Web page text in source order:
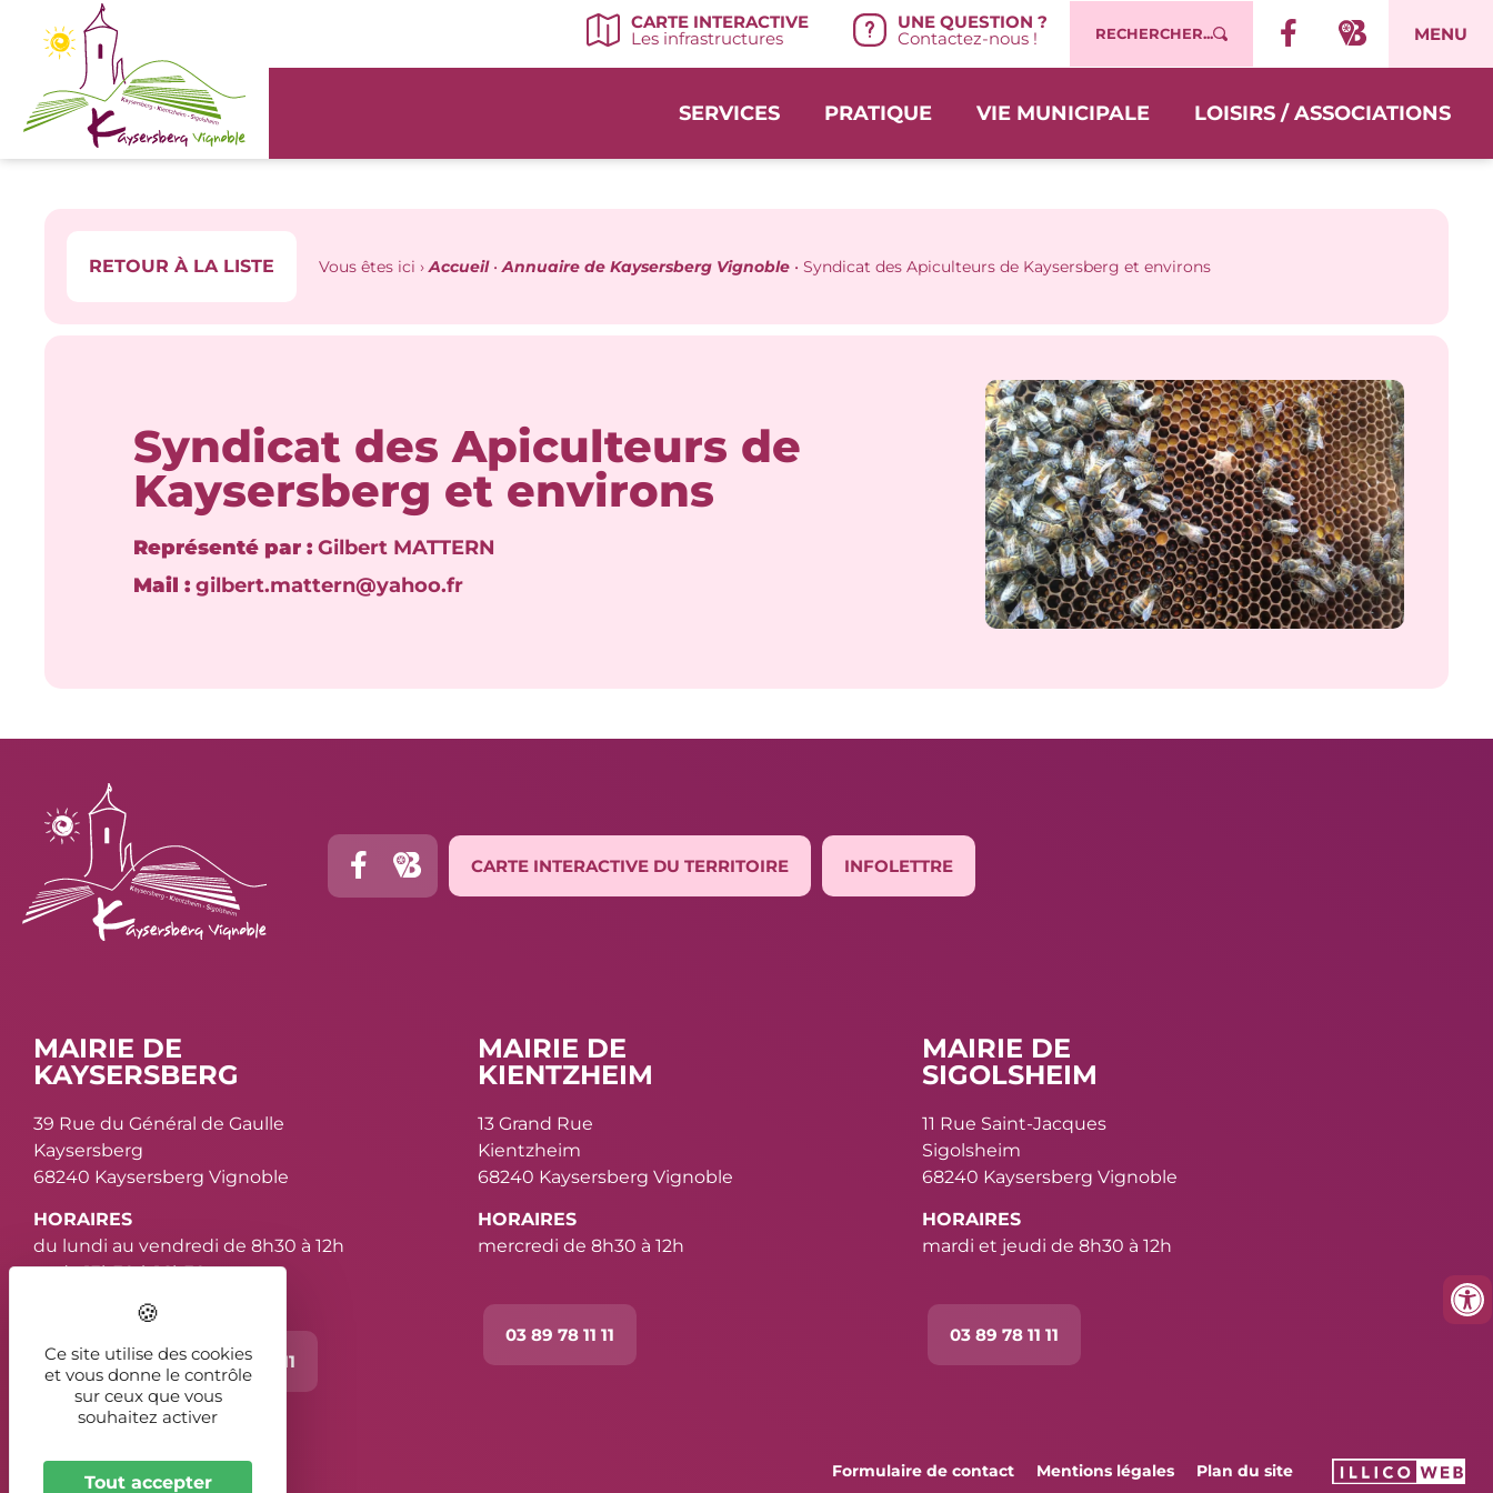
CARTE INTERACTIVE
Les infrastructures
UNE QUESTION ?
Contactez-nous ! RECHERCHER... MENU
SERVICES PRATIQUE VIE MUNICIPALE LOISIRS / ASSOCIATIONS
RETOUR À LA LISTE Vous êtes ici › Accueil• Annuaire de Kaysersberg Vignoble • Syndicat des Apiculteurs de Kaysersberg et environs
Syndicat des Apiculteurs de
Kaysersberg et environs
Représenté par : Gilbert MATTERN
Mail : gilbert.mattern@yahoo.fr
CARTE INTERACTIVE DU TERRITOIRE INFOLETTRE
MAIRIE DE
KAYSERSBERG
39 Rue du Général de Gaulle
Kaysersberg
68240 Kaysersberg Vignoble
HORAIRES
du lundi au vendredi de 8h30 à 12h
et de 13h30 à 16h30
Contact 03 89 78 11 11
MAIRIE DE
KIENTZHEIM
13 Grand Rue
Kientzheim
68240 Kaysersberg Vignoble
HORAIRES
mercredi de 8h30 à 12h
03 89 78 11 11
MAIRIE DE
SIGOLSHEIM
11 Rue Saint-Jacques
Sigolsheim
68240 Kaysersberg Vignoble
HORAIRES
mardi et jeudi de 8h30 à 12h
03 89 78 11 11
2026 - Kaysersberg Vignoble Formulaire de contact Mentions légales Plan du site
Panneau de gestion des cookies
Ce site utilise des cookies
et vous donne le contrôle
sur ceux que vous
souhaitez activer
Tout accepter